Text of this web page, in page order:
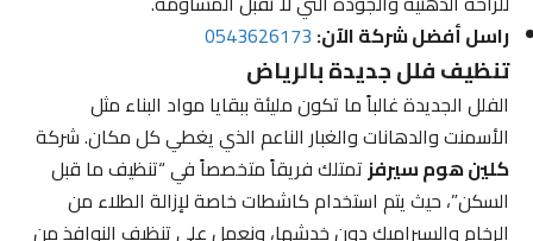
راسل أفضل شركة الآن:0543626173
تنظيف فلل جديدة بالرياض
الفلل الجديدة غالباً ما تكون مليئة ببقايا مواد البناء مثل
الأسمنت والدهانات والغبار الناعم الذي يغطي كل مكان. شركة
كلين هوم سيرفزتمتلك فريقاً متخصصاً في “تنظيف ما قبل
السكن”، حيث يتم استخدام كاشطات خاصة لإزالة الطلاء من
الرخام والسيراميك دون خدشها، ونعمل على تنظيف النوافذ من